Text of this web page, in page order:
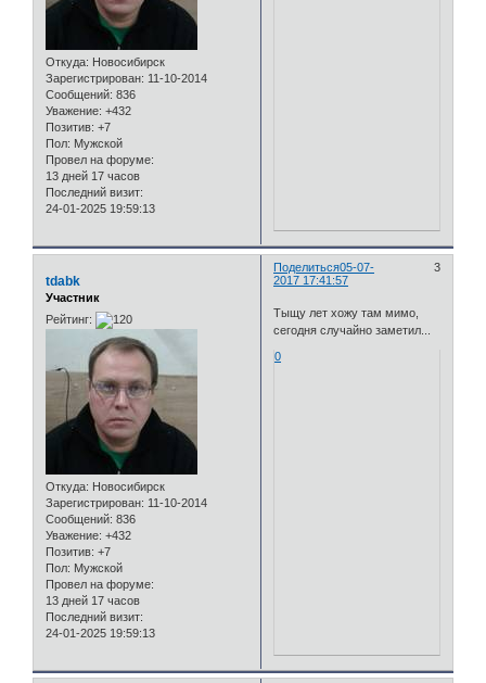
Откуда: Новосибирск
Зарегистрирован: 11-10-2014
Сообщений: 836
Уважение: +432
Позитив: +7
Пол: Мужской
Провел на форуме:
13 дней 17 часов
Последний визит:
24-01-2025 19:59:13
Поделиться 3
05-07-
2017 17:41:57
tdabk
Участник
Рейтинг:
Откуда: Новосибирск
Зарегистрирован: 11-10-2014
Сообщений: 836
Уважение: +432
Позитив: +7
Пол: Мужской
Провел на форуме:
13 дней 17 часов
Последний визит:
24-01-2025 19:59:13
Тыщу лет хожу там мимо,
сегодня случайно заметил...
0